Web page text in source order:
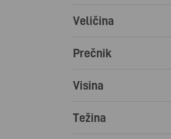
Veličina
Prečnik
Visina
Težina